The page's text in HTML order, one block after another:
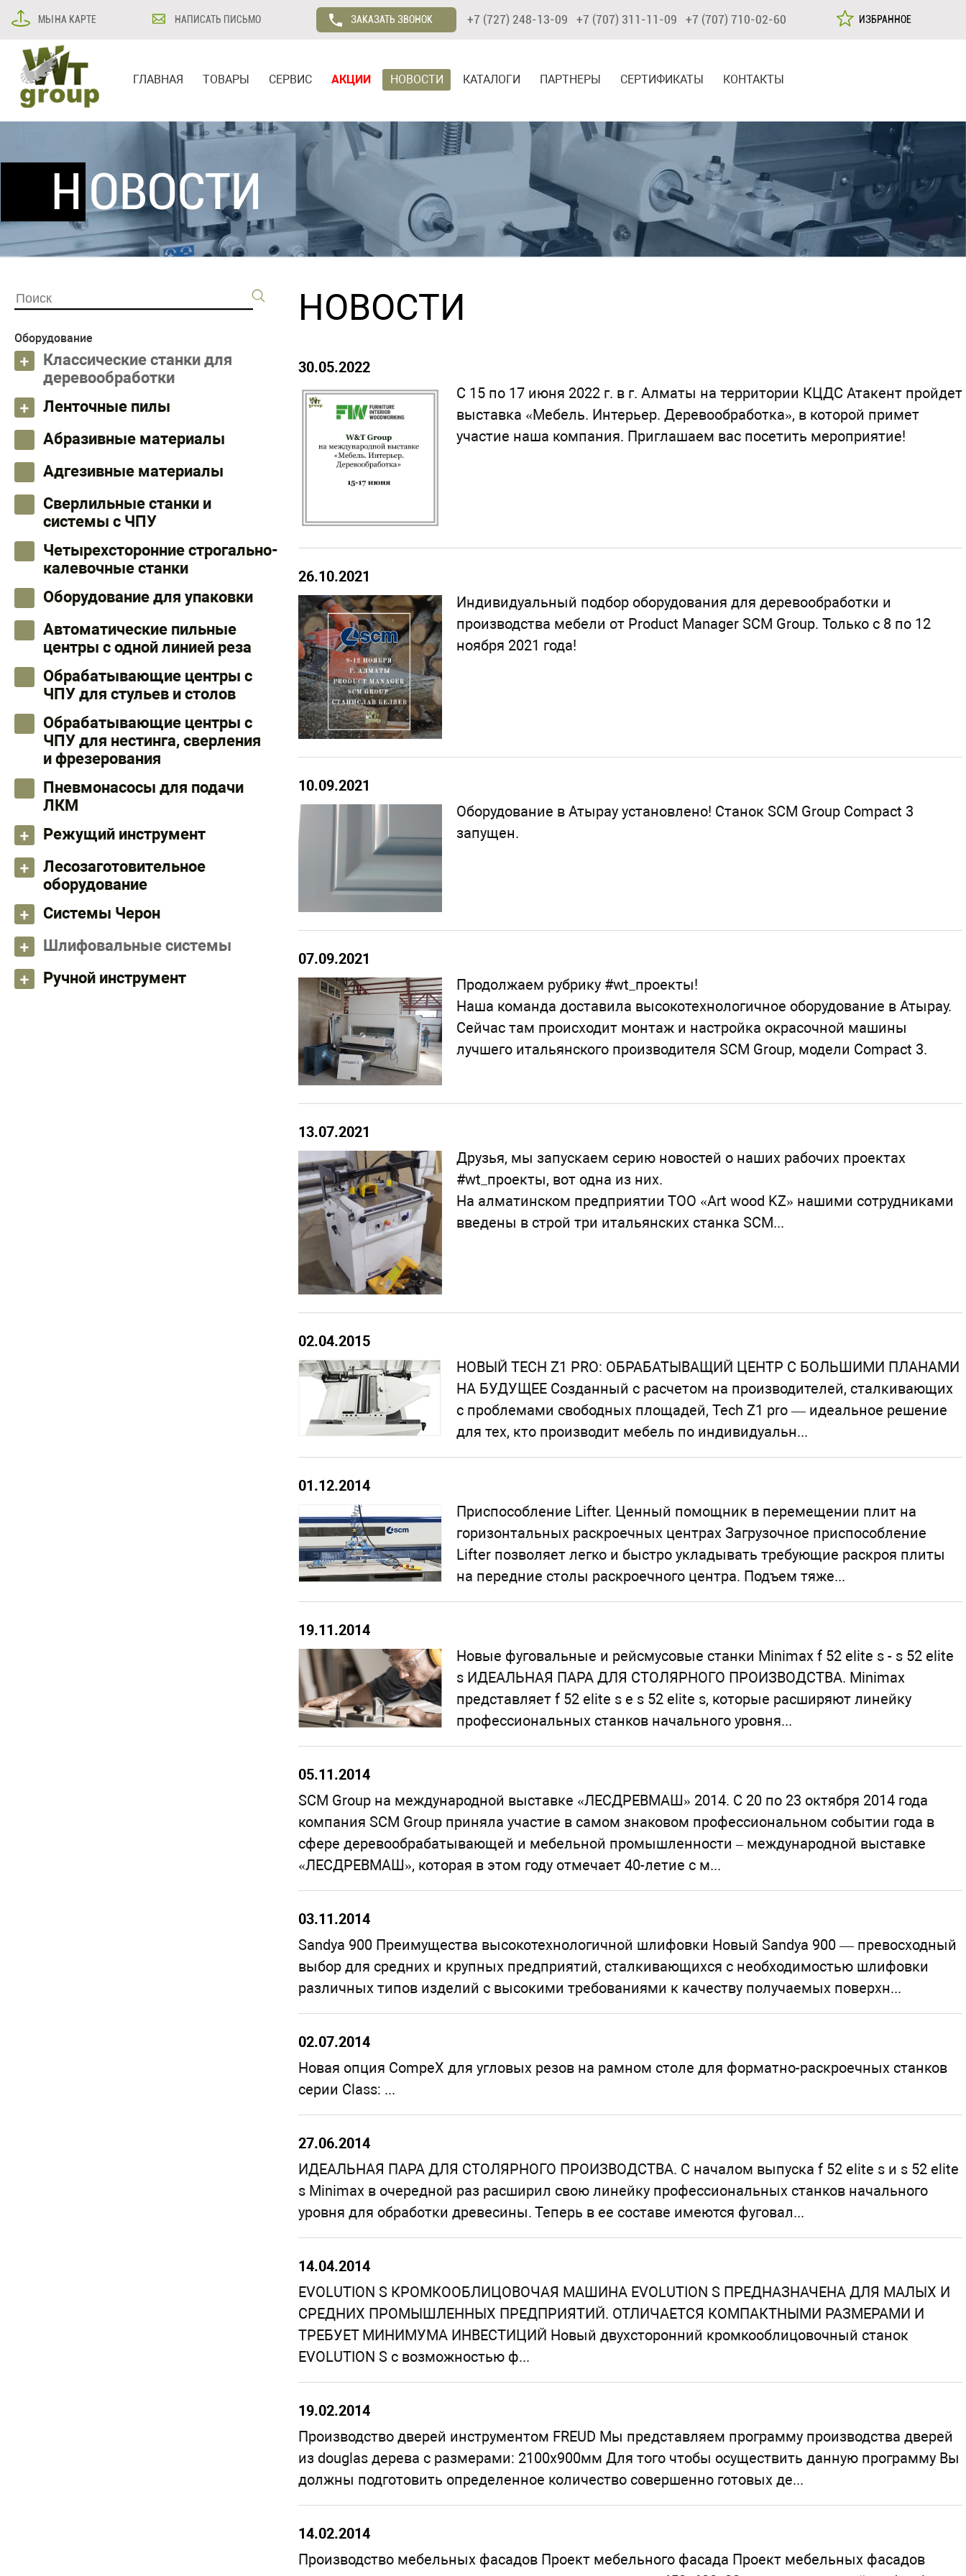
МЫ НА КАРТЕ НАПИСАТЬ ПИСЬМО ЗАКАЗАТЬ ЗВОНОК +7 (727) 248-13-09 +7 (707) 311-11-09 +7 (707) 710-02-60 ИЗБРАННОЕ
ГЛАВНАЯ ТОВАРЫ СЕРВИС АКЦИИ НОВОСТИ КАТАЛОГИ ПАРТНЕРЫ СЕРТИФИКАТЫ КОНТАКТЫ
НОВОСТИ
Оборудование
Классические станки для
деревообработки
Ленточные пилы
Абразивные материалы
Адгезивные материалы
Сверлильные станки и
системы с ЧПУ
Четырехсторонние строгально-
калевочные станки
Оборудование для упаковки
Автоматические пильные
центры с одной линией реза
Обрабатывающие центры с
ЧПУ для стульев и столов
Обрабатывающие центры с
ЧПУ для нестинга, сверления
и фрезерования
Пневмонасосы для подачи
ЛКМ
Режущий инструмент
Лесозаготовительное
оборудование
Системы Черон
Шлифовальные системы
Ручной инструмент
НОВОСТИ
30.05.2022
С 15 по 17 июня 2022 г. в г. Алматы на территории КЦДС Атакент пройдет
выставка «Мебель. Интерьер. Деревообработка», в которой примет
участие наша компания. Приглашаем вас посетить мероприятие!
26.10.2021
Индивидуальный подбор оборудования для деревообработки и
производства мебели от Product Manager SCM Group. Только с 8 по 12
ноября 2021 года!
10.09.2021
Оборудование в Атырау установлено! Станок SCM Group Compact 3
запущен.
07.09.2021
Продолжаем рубрику #wt_проекты!
Наша команда доставила высокотехнологичное оборудование в Атырау.
Сейчас там происходит монтаж и настройка окрасочной машины
лучшего итальянского производителя SCM Group, модели Compact 3.
13.07.2021
Друзья, мы запускаем серию новостей о наших рабочих проектах
#wt_проекты, вот одна из них.
На алматинском предприятии ТОО «Art wood KZ» нашими сотрудниками
введены в строй три итальянских станка SCM...
02.04.2015
НОВЫЙ TECH Z1 PRO: ОБРАБАТЫВАЩИЙ ЦЕНТР С БОЛЬШИМИ ПЛАНАМИ
НА БУДУЩЕЕ Созданный с расчетом на производителей, сталкивающих
с проблемами свободных площадей, Tech Z1 pro — идеальное решение
для тех, кто производит мебель по индивидуальн...
01.12.2014
Приспособление Lifter. Ценный помощник в перемещении плит на
горизонтальных раскроечных центрах Загрузочное приспособление
Lifter позволяет легко и быстро укладывать требующие раскроя плиты
на передние столы раскроечного центра. Подъем тяже...
19.11.2014
Новые фуговальные и рейсмусовые станки Minimax f 52 elite s - s 52 elite
s ИДЕАЛЬНАЯ ПАРА ДЛЯ СТОЛЯРНОГО ПРОИЗВОДСТВА. Minimax
представляет f 52 elite s e s 52 elite s, которые расширяют линейку
профессиональных станков начального уровня...
05.11.2014
SCM Group на международной выставке «ЛЕСДРЕВМАШ» 2014. С 20 по 23 октября 2014 года
компания SCM Group приняла участие в самом знаковом профессиональном событии года в
сфере деревообрабатывающей и мебельной промышленности – международной выставке
«ЛЕСДРЕВМАШ», которая в этом году отмечает 40-летие с м...
03.11.2014
Sandya 900 Преимущества высокотехнологичной шлифовки Новый Sandya 900 — превосходный
выбор для средних и крупных предприятий, сталкивающихся с необходимостью шлифовки
различных типов изделий с высокими требованиями к качеству получаемых поверхн...
02.07.2014
Новая опция СompeX для угловых резов на рамном столе для форматно-раскроечных станков
серии Сlass: ...
27.06.2014
ИДЕАЛЬНАЯ ПАРА ДЛЯ СТОЛЯРНОГО ПРОИЗВОДСТВА. С началом выпуска f 52 elite s и s 52 elite
s Minimax в очередной раз расширил свою линейку профессиональных станков начального
уровня для обработки древесины. Теперь в ее составе имеются фуговал...
14.04.2014
EVOLUTION S КРОМКООБЛИЦОВОЧАЯ МАШИНА EVOLUTION S ПРЕДНАЗНАЧЕНА ДЛЯ МАЛЫХ И
СРЕДНИХ ПРОМЫШЛЕННЫХ ПРЕДПРИЯТИЙ. ОТЛИЧАЕТСЯ КОМПАКТНЫМИ РАЗМЕРАМИ И
ТРЕБУЕТ МИНИМУМА ИНВЕСТИЦИЙ Новый двухсторонний кромкооблицовочный станок
EVOLUTION S с возможностью ф...
19.02.2014
Производство дверей инструментом FREUD Мы представляем программу производства дверей
из douglas дерева с размерами: 2100х900мм Для того чтобы осуществить данную программу Вы
должны подготовить определенное количество совершенно готовых де...
14.02.2014
Производство мебельных фасадов Проект мебельного фасада Проект мебельных фасадов